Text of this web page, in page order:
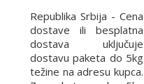
Republika Srbija - Cena
dostave ili besplatna
dostava uključuje
dostavu paketa do 5kg
težine na adresu kupca.